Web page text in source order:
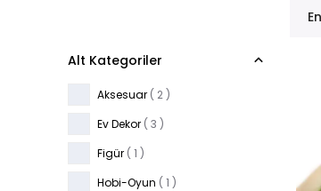
Alt Kategoriler
Aksesuar ( 2 )
Ev Dekor ( 3 )
Figür ( 1 )
Hobi-Oyun ( 1 )